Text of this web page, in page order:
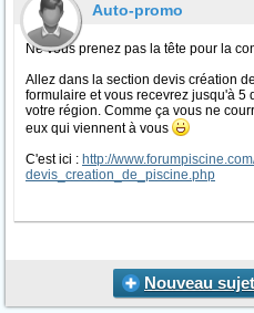
Auto-promo
Ne vous prenez pas la tête pour la
Allez dans la section devis création
formulaire et vous recevrez jusqu'à 5
votre région. Comme ça vous ne
eux qui viennent à vous
C'est ici : http://
devis_creation_de_piscine.php
Nouveau sujet